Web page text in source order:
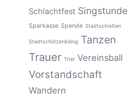
Schlachtfest Singstunde
Sparkasse Spende Stadtschießen
Stadtschützenkönig Tanzen
Trauer Trier Vereinsball
Vorstandschaft
Wandern